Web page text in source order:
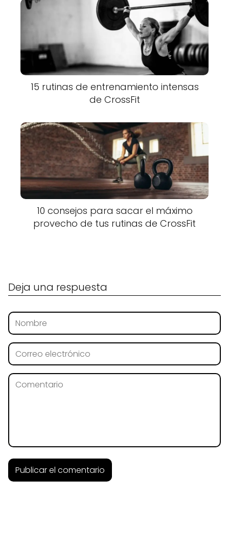
15 rutinas de entrenamiento intensas
de CrossFit
10 consejos para sacar el máximo
provecho de tus rutinas de CrossFit
Deja una respuesta